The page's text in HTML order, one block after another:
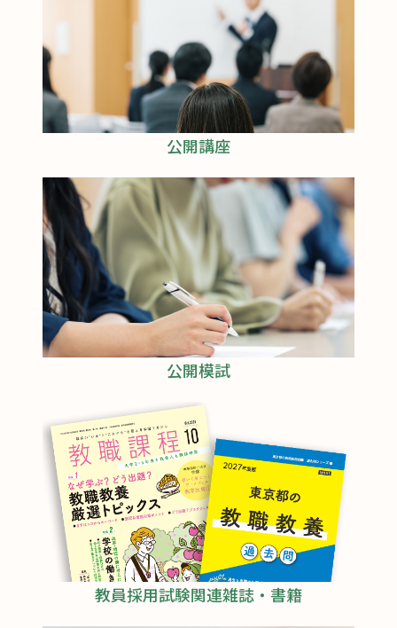
公開講座
公開模試
教員採用試験関連雑誌・書籍